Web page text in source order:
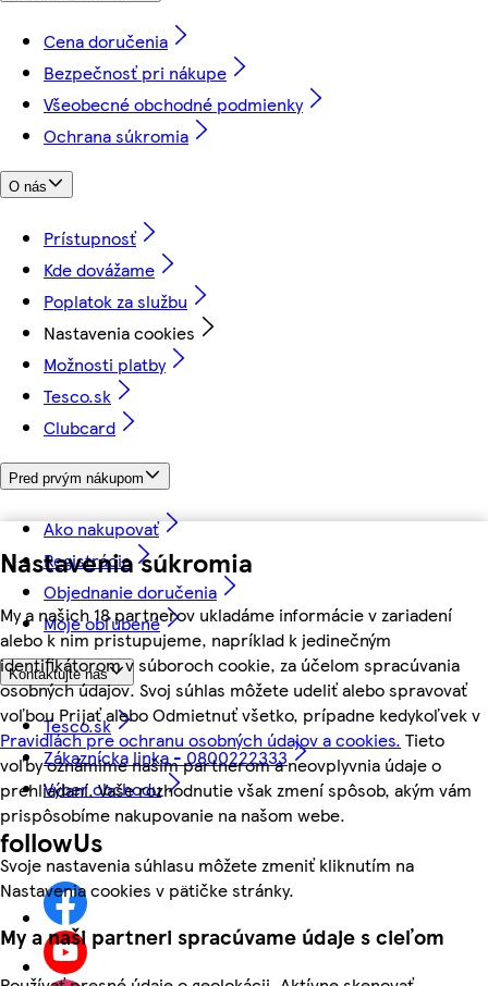
Nastavenia súkromia
My a našich 18 partnerov ukladáme informácie v zariadení
alebo k nim pristupujeme, napríklad k jedinečným
identifikátorom v súboroch cookie, za účelom spracúvania
osobných údajov. Svoj súhlas môžete udeliť alebo spravovať
voľbou Prijať alebo Odmietnuť všetko, prípadne kedykoľvek v
Pravidlách pre ochranu osobných údajov a cookies. Tieto
voľby oznámime našim partnerom a neovplyvnia údaje o
prehliadaní. Vaše rozhodnutie však zmení spôsob, akým vám
prispôsobíme nakupovanie na našom webe.
Svoje nastavenia súhlasu môžete zmeniť kliknutím na
Nastavenia cookies v pätičke stránky.
My a naši partneri spracúvame údaje s cieľom
Cena doručenia
Bezpečnosť pri nákupe
Všeobecné obchodné podmienky
Ochrana súkromia
O nás
Prístupnosť
Kde dovážame
Poplatok za službu
Nastavenia cookies
Možnosti platby
Tesco.sk
Clubcard
Pred prvým nákupom
Ako nakupovať
Registrácia
Objednanie doručenia
Moje obľúbené
Kontaktujte nás
Tesco.sk
Zákaznícka linka - 0800222333
Výber obchodu
followUs